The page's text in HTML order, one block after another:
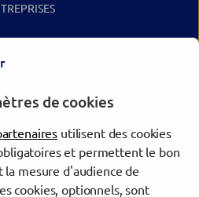
dans les villes à proximité
de cookies
utilisent des cookies
et permettent le bon
mesure d'audience de
cookies, optionnels, sont